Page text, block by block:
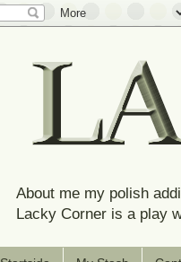
About me my polish
Lacky Corner is a play